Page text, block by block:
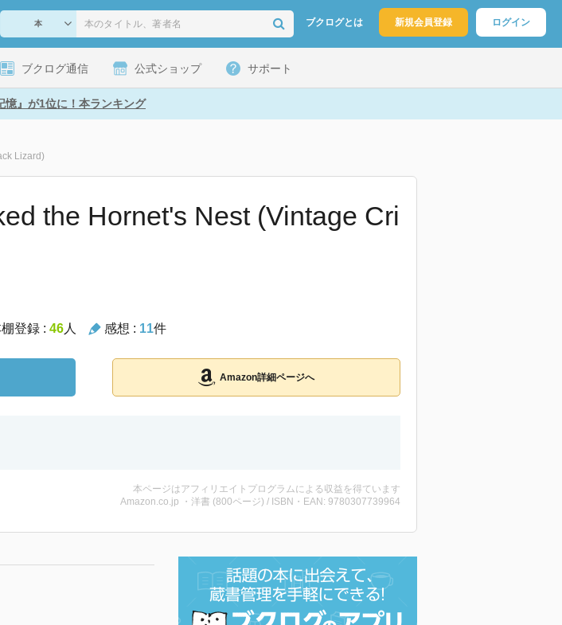
ブクログとは 新規会員登録 ログイン
ブクログ通信 公式ショップ サポート
憶』が1位に！本ランキング
Lizard)
the Hornet's Nest (Vintage Cri
登録 : 46人 感想 : 11件
Amazon詳細ページへ
本ページはアフィリエイトプログラムによる収益を得ています
Amazon.co.jp ・洋書 (800ページ) / ISBN・EAN: 9780307739964